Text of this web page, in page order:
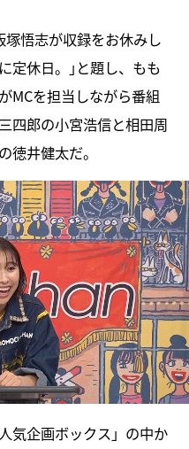
悟志が収録をお休みし
定休日。｣と題し、もも
MCを担当しながら番組
四郎の小宮浩信と相田周
徳井健太だ。
気企画ボックス」の中か